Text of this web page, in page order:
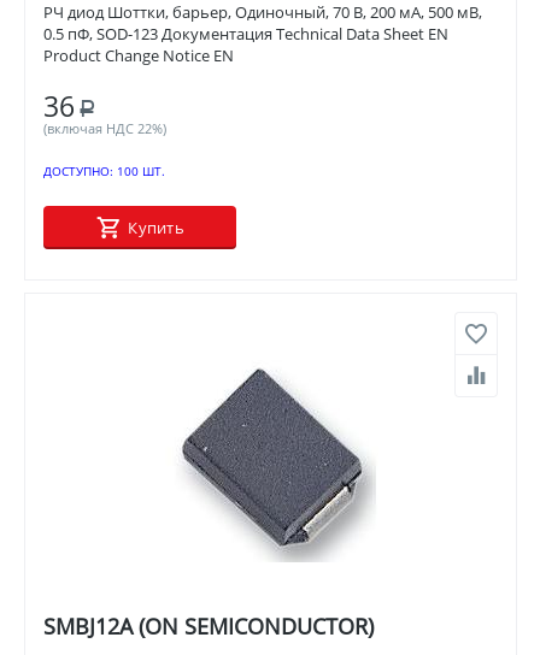
РЧ диод Шоттки, барьер, Одиночный, 70 В, 200 мА, 500 мВ,
0.5 пФ, SOD-123 Документация Technical Data Sheet EN
Product Change Notice EN
36 Р
(включая НДС 22%)
ДОСТУПНО: 100 ШТ.
Купить
SMBJ12A (ON SEMICONDUCTOR)